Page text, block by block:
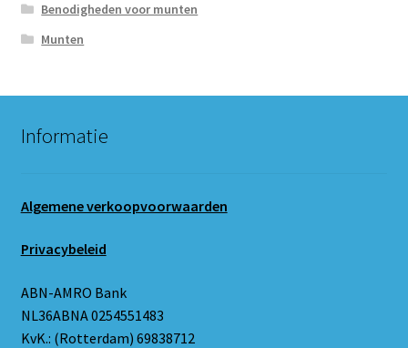
Benodigheden voor munten
Munten
Informatie
Algemene verkoopvoorwaarden
Privacybeleid
ABN-AMRO Bank
NL36ABNA 0254551483
KvK.: (Rotterdam) 69838712